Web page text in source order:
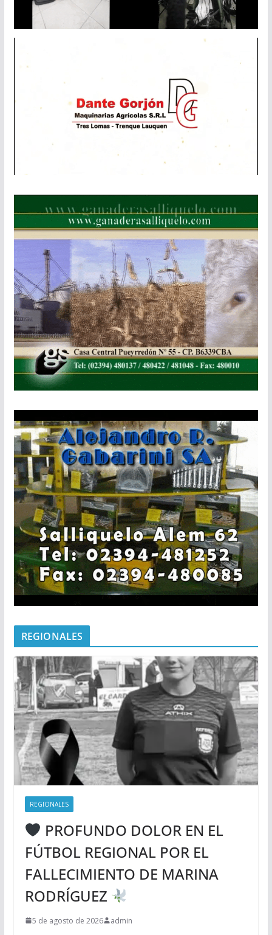
REGIONALES
REGIONALES
PROFUNDO DOLOR EN EL
FÚTBOL REGIONAL POR EL
FALLECIMIENTO DE MARINA
RODRÍGUEZ
5 de agosto de 2026 admin